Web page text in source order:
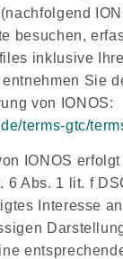
besuchen,
inklusive
Sie
von IONOS:
terms-gtc/
IONOS
6 Abs. 1 lit. f
Interesse